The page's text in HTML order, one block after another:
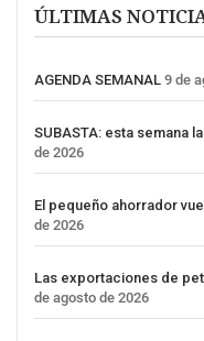
ÚLTIMAS
AGENDA SEMANAL 9 de
SUBASTA: esta semana
de 2026
El pequeño ahorrador
de 2026
Las exportaciones de
de agosto de 2026